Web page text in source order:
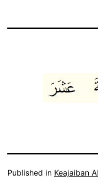
Published in Keajaiban